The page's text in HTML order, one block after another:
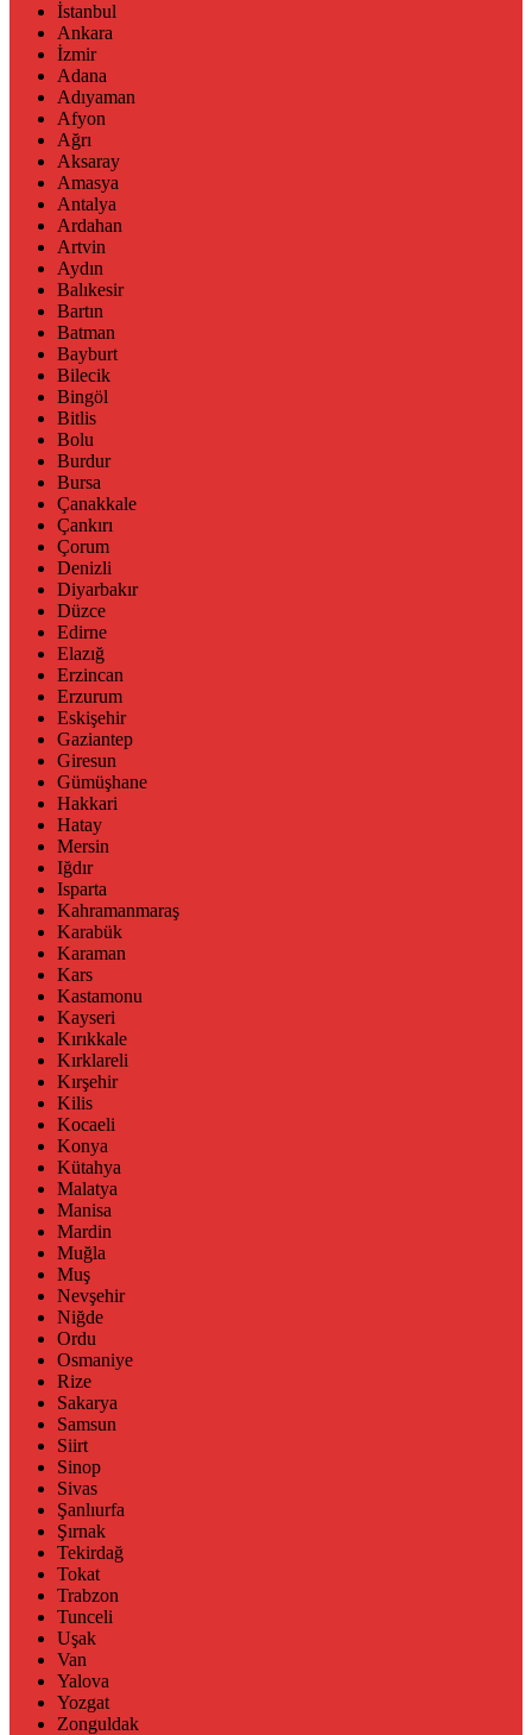
İstanbul
Ankara
İzmir
Adana
Adıyaman
Afyon
Ağrı
Aksaray
Amasya
Antalya
Ardahan
Artvin
Aydın
Balıkesir
Bartın
Batman
Bayburt
Bilecik
Bingöl
Bitlis
Bolu
Burdur
Bursa
Çanakkale
Çankırı
Çorum
Denizli
Diyarbakır
Düzce
Edirne
Elazığ
Erzincan
Erzurum
Eskişehir
Gaziantep
Giresun
Gümüşhane
Hakkari
Hatay
Mersin
Iğdır
Isparta
Kahramanmaraş
Karabük
Karaman
Kars
Kastamonu
Kayseri
Kırıkkale
Kırklareli
Kırşehir
Kilis
Kocaeli
Konya
Kütahya
Malatya
Manisa
Mardin
Muğla
Muş
Nevşehir
Niğde
Ordu
Osmaniye
Rize
Sakarya
Samsun
Siirt
Sinop
Sivas
Şanlıurfa
Şırnak
Tekirdağ
Tokat
Trabzon
Tunceli
Uşak
Van
Yalova
Yozgat
Zonguldak